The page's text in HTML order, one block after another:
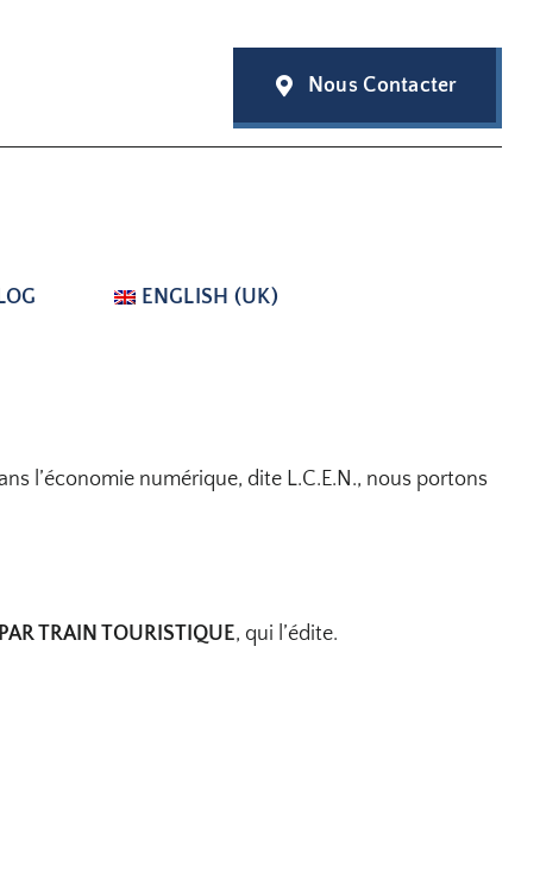
Nous Contacter
ENGLISH (UK)
l’économie numérique, dite L.C.E.N., nous portons
TRAIN TOURISTIQUE, qui l’édite.